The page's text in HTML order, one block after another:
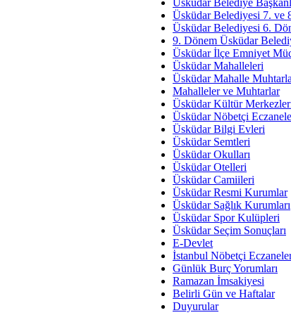
İmar Sorunlarının Genel
Arakan
Bayramın
Ruhsal
Üsküdar
Üsküdar Belediye
Üsküdar Belediyesi 7. ve
Üsküdar Belediyesi 6.
9. Dönem Üsküdar
Üsküdar İlçe Emniyet
Üsküdar Mahalleleri
Üsküdar Mahalle
Mahalleler ve Muhtarlar
Üsküdar Kültür
Üsküdar Nöbetçi
Üsküdar Bilgi Evleri
Üsküdar Semtleri
Üsküdar Okulları
Üsküdar Otelleri
Üsküdar Camiileri
Üsküdar Resmi Kurumlar
Üsküdar Sağlık Kurumları
Üsküdar Spor Kulüpleri
Üsküdar Seçim Sonuçları
E-Devlet
İstanbul Nöbetçi
Günlük Burç Yorumları
Ramazan İmsakiyesi
Belirli Gün ve Haftalar
Duyurular